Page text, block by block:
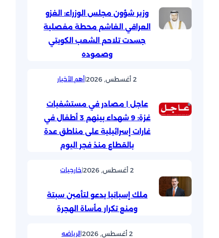
وزير شؤون مجلس الوزراء: الغزو
العراقي الغاشم محطة مفصلية
جسدت تلاحم الشعب الكويتي
وصموده
2 أغسطس, 2026 |أهم الأخبار
عاجل | مصادر في مستشفيات
غزة: 9 شهداء بينهم 3 أطفال في
غارات إسرائيلية على مناطق عدة
بالقطاع منذ فجر اليوم
2 أغسطس, 2026 |خارجيات
ملك إسبانيا يدعو لتأمين سبتة
ومنع تكرار مأساة الهجرة
2 أغسطس, 2026 |الرياضه